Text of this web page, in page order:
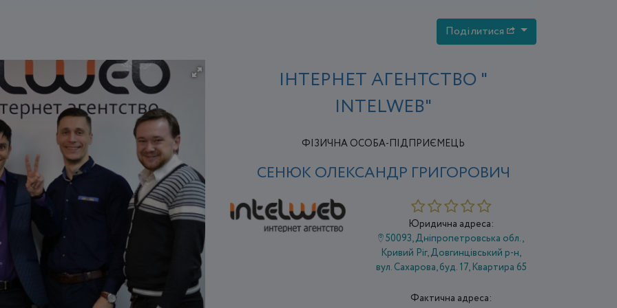
Поділитися
ІНТЕРНЕТ АГЕНТСТВО "
INTELWEB"
ФІЗИЧНА ОСОБА-ПІДПРИЄМЕЦЬ
СЕНЮК ОЛЕКСАНДР ГРИГОРОВИЧ
Юридична адреса:
50093, Дніпропетровська обл.,
Кривий Ріг, Довгинцівський р-н,
вул. Сахарова, буд. 17, Квартира 65
Фактична адреса: